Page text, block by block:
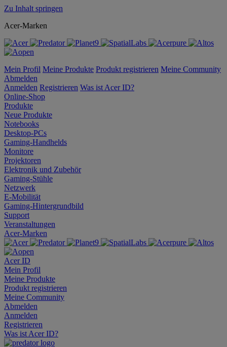
Zu Inhalt springen
Acer-Marken
Mein Profil Meine Produkte Produkt registrieren Meine Community
Abmelden
Anmelden Registrieren Was ist Acer ID?
Online-Shop
Produkte
Neue Produkte
Notebooks
Desktop-PCs
Gaming-Handhelds
Monitore
Projektoren
Elektronik und Zubehör
Gaming-Stühle
Netzwerk
E-Mobilität
Gaming-Hintergrundbild
Support
Veranstaltungen
Acer-Marken
Acer ID
Mein Profil
Meine Produkte
Produkt registrieren
Meine Community
Abmelden
Anmelden
Registrieren
Was ist Acer ID?